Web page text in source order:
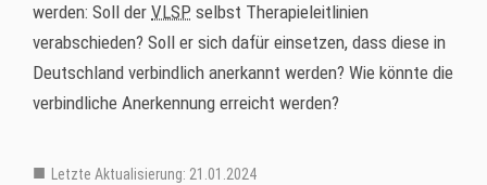
werden: Soll der VLSP selbst Therapieleitlinien
verabschieden? Soll er sich dafür einsetzen, dass diese in
Deutschland verbindlich anerkannt werden? Wie könnte die
verbindliche Anerkennung erreicht werden?
Letzte Aktualisierung: 21.01.2024